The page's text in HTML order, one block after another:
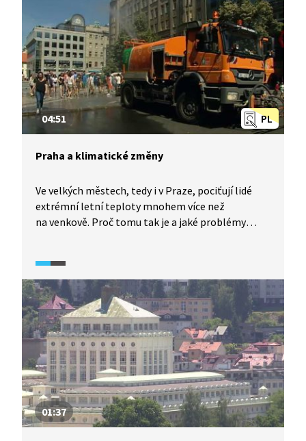
nejen pro bydlení, ale i pro podnikatele.
PL
04:51
Praha a klimatické změny
Ve velkých městech, tedy i v Praze, pociťují lidé
extrémní letní teploty mnohem více než
na venkově. Proč tomu tak je a jaké problémy
hlavní město, aby se v něm obyvatelé ani
návštěvníci neuvařili?
01:37